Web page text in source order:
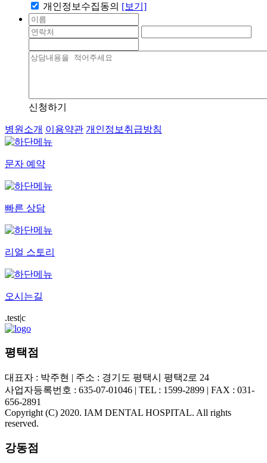
개인정보수집동의 [보기]
신청하기
병원소개 이용약관 개인정보취급방침
문자 예약
빠른 상담
리얼 스토리
오시는길
.test|c
평택점
대표자 : 박주현 | 주소 : 경기도 평택시 평택2로 24
사업자등록번호 : 635-07-01046 | TEL : 1599-2899 | FAX : 031-
656-2891
Copyright (C) 2020. IAM DENTAL HOSPITAL. All rights
reserved.
강동점